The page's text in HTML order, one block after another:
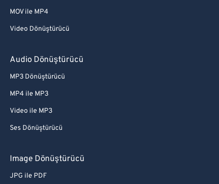
MOV ile MP4
Video Dönüştürücü
Audio Dönüştürücü
MP3 Dönüştürücü
MP4 ile MP3
Video ile MP3
Ses Dönüştürücü
Image Dönüştürücü
JPG ile PDF